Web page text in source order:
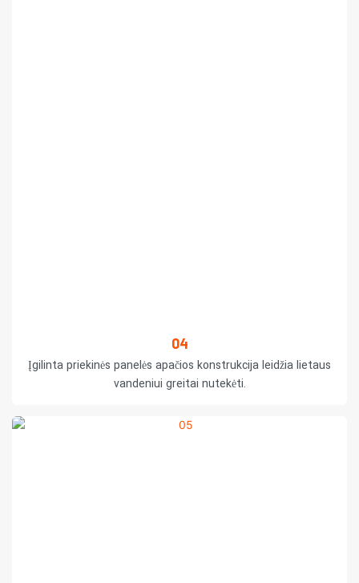
04
Įgilinta priekinės panelės apačios konstrukcija leidžia lietaus
vandeniui greitai nutekėti.